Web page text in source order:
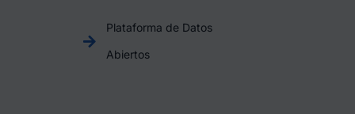
Plataforma de Datos
Abiertos